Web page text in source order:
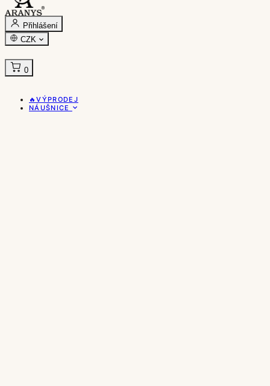
Přihlášení
CZK
0
🔥VÝPRODEJ
NÁUŠNICE